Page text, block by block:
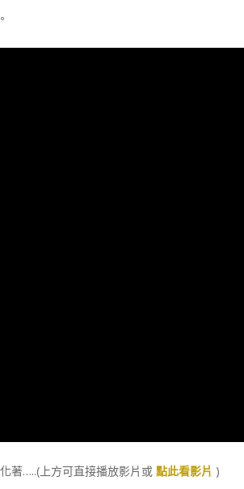
著…..(上方可直接播放影片或 點此看影片 )